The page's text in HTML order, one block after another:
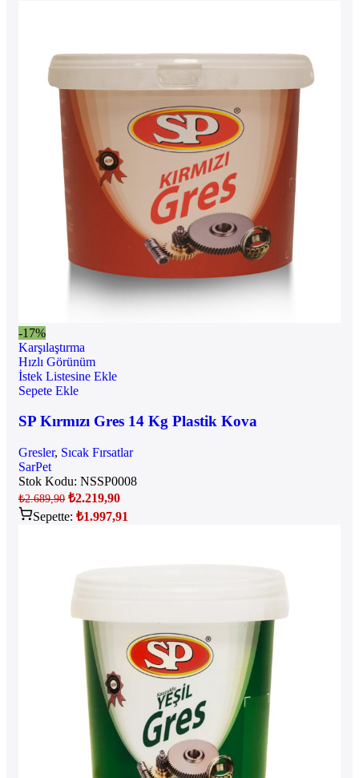
-17%
Karşılaştırma
Hızlı Görünüm
İstek Listesine Ekle
Sepete Ekle
SP Kırmızı Gres 14 Kg Plastik Kova
Gresler, Sıcak Fırsatlar
SarPet
Stok Kodu: NSSP0008
₺2.689,90 ₺2.219,90
Sepette: ₺1.997,91